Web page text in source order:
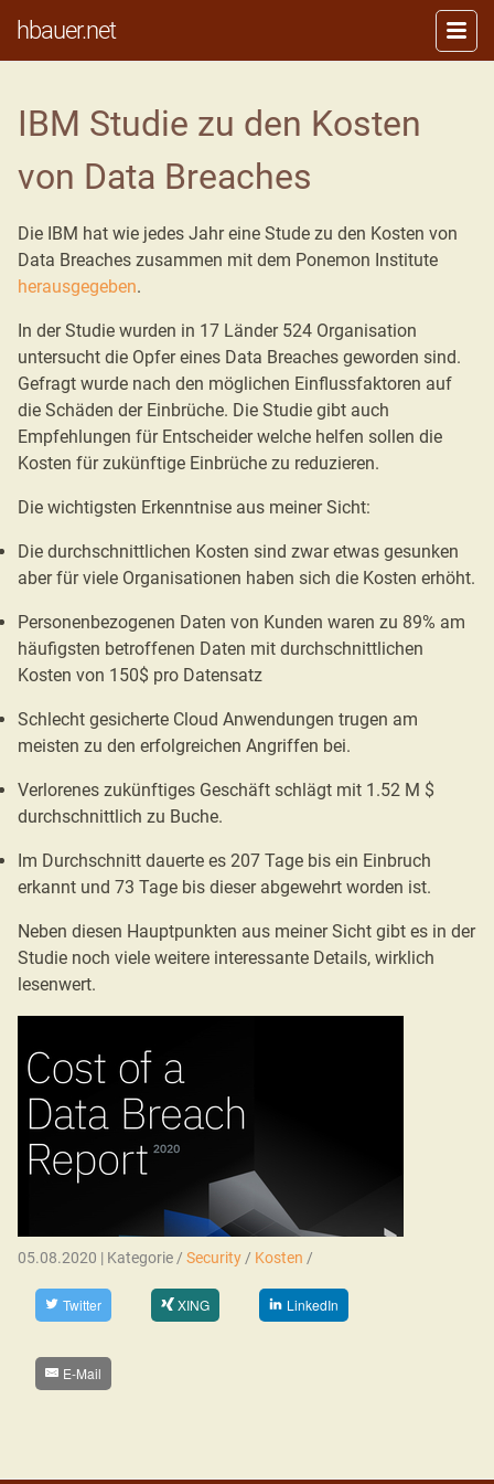
hbauer.net
IBM Studie zu den Kosten
von Data Breaches
Die IBM hat wie jedes Jahr eine Stude zu den Kosten von
Data Breaches zusammen mit dem Ponemon Institute
herausgegeben.
In der Studie wurden in 17 Länder 524 Organisation
untersucht die Opfer eines Data Breaches geworden sind.
Gefragt wurde nach den möglichen Einflussfaktoren auf
die Schäden der Einbrüche. Die Studie gibt auch
Empfehlungen für Entscheider welche helfen sollen die
Kosten für zukünftige Einbrüche zu reduzieren.
Die wichtigsten Erkenntnise aus meiner Sicht:
Die durchschnittlichen Kosten sind zwar etwas gesunken
aber für viele Organisationen haben sich die Kosten erhöht.
Personenbezogenen Daten von Kunden waren zu 89% am
häufigsten betroffenen Daten mit durchschnittlichen
Kosten von 150$ pro Datensatz
Schlecht gesicherte Cloud Anwendungen trugen am
meisten zu den erfolgreichen Angriffen bei.
Verlorenes zukünftiges Geschäft schlägt mit 1.52 M $
durchschnittlich zu Buche.
Im Durchschnitt dauerte es 207 Tage bis ein Einbruch
erkannt und 73 Tage bis dieser abgewehrt worden ist.
Neben diesen Hauptpunkten aus meiner Sicht gibt es in der
Studie noch viele weitere interessante Details, wirklich
lesenwert.
05.08.2020 | Kategorie / Security / Kosten /
Twitter XING LinkedIn
E-Mail